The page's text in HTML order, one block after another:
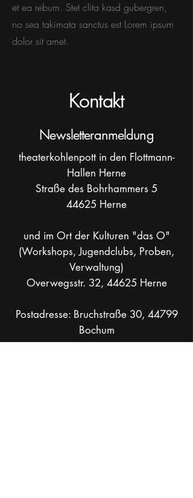
et ea rebum. Stet clita kasd gubergren,
no sea takimata sanctus est Lorem ipsum
dolor sit amet.
Kontakt
Newsletteranmeldung
theaterkohlenpott in den Flottmann-
Hallen Herne
Straße des Bohrhammers 5
44625 Herne
und im Ort der Kulturen "das O"
(Workshops, Jugendclubs, Proben,
Verwaltung)
Overwegsstr. 32, 44625 Herne
Postadresse: Bruchstraße 30, 44799
Bochum